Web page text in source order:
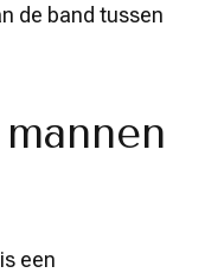
de band tussen
een